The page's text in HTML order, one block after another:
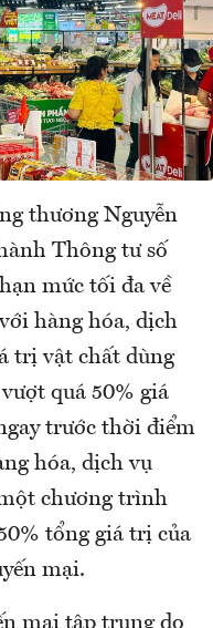
thương Nguyễn
Thông tư số
mức tối đa về
hàng hóa, dịch
trị vật chất dùng
quá 50% giá
trước thời điểm
hóa, dịch vụ
chương trình
tổng giá trị của
mại.
mại tập trung do